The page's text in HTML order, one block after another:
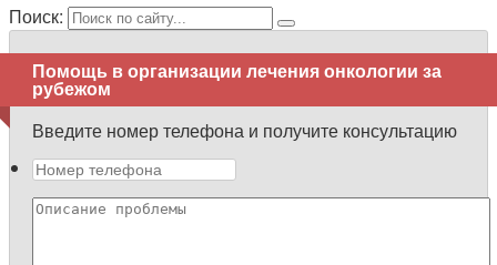
Поиск:
Помощь в организации лечения онкологии за
рубежом
Введите номер телефона и получите консультацию